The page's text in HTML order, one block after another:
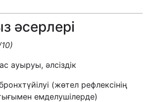
әсерлері
ауыруы, әлсіздік
(жөтел рефлексінің
емделушілерде)